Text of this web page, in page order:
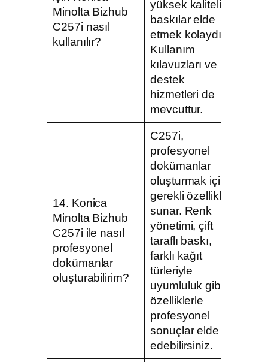
Minolta Bizhub
C257i nasıl
kullanılır?
yüksek kaliteli
baskılar elde
etmek kolaydır.
Kullanım
kılavuzları ve
destek
hizmetleri de
mevcuttur.
14. Konica
Minolta Bizhub
C257i ile nasıl
profesyonel
dokümanlar
oluşturabilirim?
C257i,
profesyonel
dokümanlar
oluşturmak için
gerekli özellikleri
sunar. Renk
yönetimi, çift
taraflı baskı,
farklı kağıt
türleriyle
uyumluluk gibi
özelliklerle
profesyonel
sonuçlar elde
edebilirsiniz.